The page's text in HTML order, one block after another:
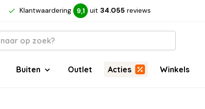
Klantwaardering 9,1 uit 34.055 reviews
Buiten Outlet Acties Winkels